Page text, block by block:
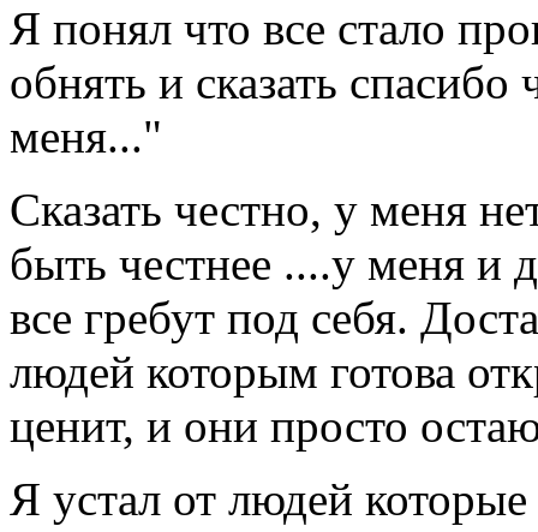
Я понял что все стало
обнять и сказать
меня..."
Сказать честно, у меня
быть честнее ....у меня и
все гребут под себя.
людей которым готова
ценит, и они просто
Я устал от людей